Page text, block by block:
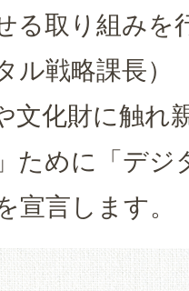
る取り組みを
ル戦略課長）
文化財に触
ために「デジ
宣言します。